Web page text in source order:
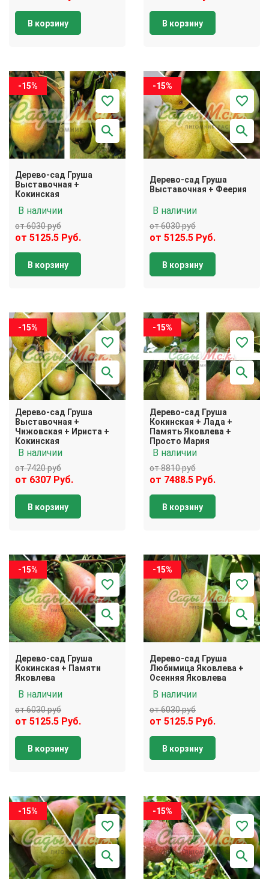
В корзину В корзину
-15%
Дерево-сад Груша
Выставочная +
Кокинская
В наличии
от 6030 руб
от 5125.5 Руб.
В корзину
-15%
Дерево-сад Груша
Выставочная + Феерия
В наличии
от 6030 руб
от 5125.5 Руб.
В корзину
-15%
Дерево-сад Груша
Выставочная +
Чижовская + Ириста +
Кокинская
В наличии
от 7420 руб
от 6307 Руб.
В корзину
-15%
Дерево-сад Груша
Кокинская + Лада +
Память Яковлева +
Просто Мария
В наличии
от 8810 руб
от 7488.5 Руб.
В корзину
-15%
Дерево-сад Груша
Кокинская + Памяти
Яковлева
В наличии
от 6030 руб
от 5125.5 Руб.
В корзину
-15%
Дерево-сад Груша
Любимица Яковлева +
Осенняя Яковлева
В наличии
от 6030 руб
от 5125.5 Руб.
В корзину
-15% -15%